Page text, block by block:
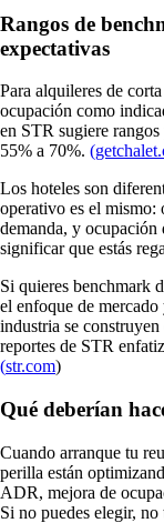
Rangos de
expectativas
Para alquileres de
ocupación como
en STR sugiere
55% a 70%. (
Los hoteles son
operativo es el mismo:
demanda, y ocupación
significar que estás
Si quieres benchmark
el enfoque de
industria se
reportes de STR
(str.com)
Qué deberían
Cuando arranque tu
perilla están
ADR, mejora de
Si no puedes elegir,